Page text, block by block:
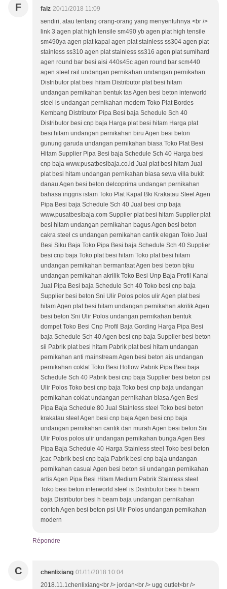
F faiz 20/11/2018 11:09
sendiri, atau tentang orang-orang yang menyentuhnya <br />
link 3 agen plat high tensile sm490 yb agen plat high tensile
sm490ya agen plat kapal agen plat stainless ss304 agen plat
stainless ss310 agen plat stainless ss316 agen plat sumihard
agen round bar besi aisi 440s45c agen round bar scm440
agen steel rail undangan pernikahan undangan pernikahan
Distributor plat besi hitam Distributor plat besi hitam
undangan pernikahan bentuk tas Agen besi beton interworld
steel is undangan pernikahan modern Toko Plat Bordes
Kembang Distributor Pipa Besi baja Schedule Sch 40
Distributor besi cnp baja Harga plat besi hitam Harga plat
besi hitam undangan pernikahan biru Agen besi beton
gunung garuda undangan pernikahan biasa Toko Plat Besi
Hitam Supplier Pipa Besi baja Schedule Sch 40 Harga besi
cnp baja www.pusatbesibaja.co.id Jual plat besi hitam Jual
plat besi hitam undangan pernikahan biasa sewa villa bukit
danau Agen besi beton delcoprima undangan pernikahan
bahasa inggris islam Toko Plat Kapal Bki Krakatau Steel Agen
Pipa Besi baja Schedule Sch 40 Jual besi cnp baja
www.pusatbesibaja.com Supplier plat besi hitam Supplier plat
besi hitam undangan pernikahan bagus Agen besi beton
cakra steel cs undangan pernikahan cantik elegan Toko Jual
Besi Siku Baja Toko Pipa Besi baja Schedule Sch 40 Supplier
besi cnp baja Toko plat besi hitam Toko plat besi hitam
undangan pernikahan bermanfaat Agen besi beton bjku
undangan pernikahan akrilik Toko Besi Unp Baja Profil Kanal
Jual Pipa Besi baja Schedule Sch 40 Toko besi cnp baja
Supplier besi beton Sni Ulir Polos polos ulir Agen plat besi
hitam Agen plat besi hitam undangan pernikahan akrilik Agen
besi beton Sni Ulir Polos undangan pernikahan bentuk
dompet Toko Besi Cnp Profil Baja Gording Harga Pipa Besi
baja Schedule Sch 40 Agen besi cnp baja Supplier besi beton
sii Pabrik plat besi hitam Pabrik plat besi hitam undangan
pernikahan anti mainstream Agen besi beton ais undangan
pernikahan coklat Toko Besi Hollow Pabrik Pipa Besi baja
Schedule Sch 40 Pabrik besi cnp baja Supplier besi beton psi
Ulir Polos Toko besi cnp baja Toko besi cnp baja undangan
pernikahan coklat undangan pernikahan biasa Agen Besi
Pipa Baja Schedule 80 Jual Stainless steel Toko besi beton
krakatau steel Agen besi cnp baja Agen besi cnp baja
undangan pernikahan cantik dan murah Agen besi beton Sni
Ulir Polos polos ulir undangan pernikahan bunga Agen Besi
Pipa Baja Schedule 40 Harga Stainless steel Toko besi beton
jcac Pabrik besi cnp baja Pabrik besi cnp baja undangan
pernikahan casual Agen besi beton sii undangan pernikahan
artis Agen Pipa Besi Hitam Medium Pabrik Stainless steel
Toko besi beton interworld steel is Distributor besi h beam
baja Distributor besi h beam baja undangan pernikahan
contoh Agen besi beton psi Ulir Polos undangan pernikahan
modern
Répondre
C chenlixiang 01/11/2018 10:04
2018.11.1chenlixiang<br /> jordan<br /> ugg outlet<br />